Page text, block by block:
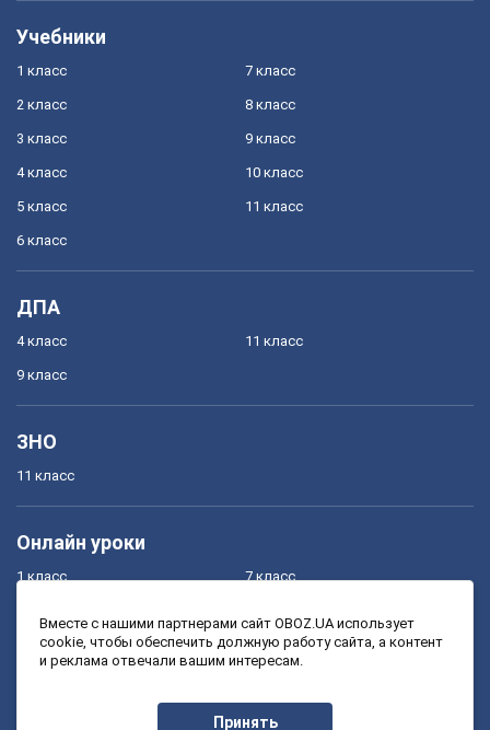
Учебники
1 класс
2 класс
3 класс
4 класс
5 класс
6 класс
7 класс
8 класс
9 класс
10 класс
11 класс
ДПА
4 класс
9 класс
11 класс
ЗНО
11 класс
Онлайн уроки
1 класс
3 класс
7 класс
9 класс
Вместе с нашими партнерами сайт OBOZ.UA использует
cookie, чтобы обеспечить должную работу сайта, а контент
и реклама отвечали вашим интересам.
Принять